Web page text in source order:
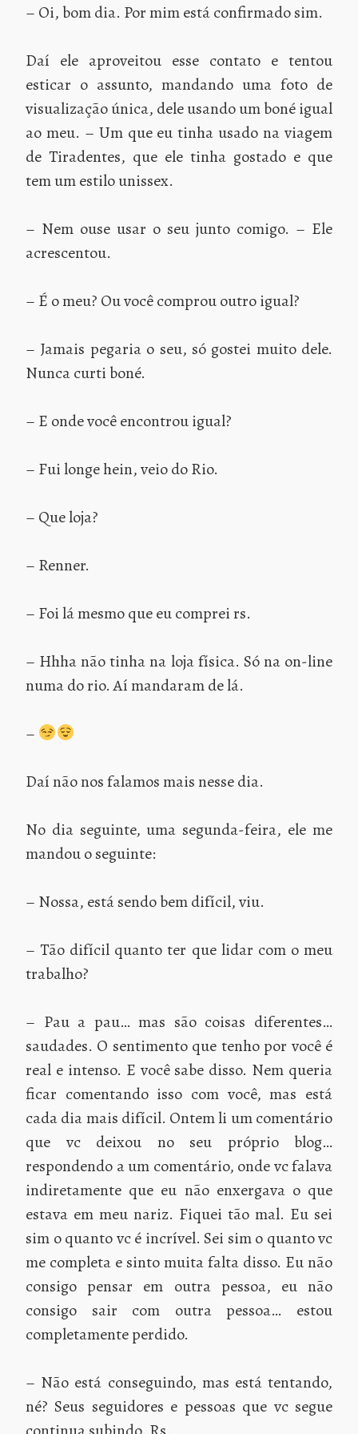
– Oi, bom dia. Por mim está confirmado sim.
Daí ele aproveitou esse contato e tentou
esticar o assunto, mandando uma foto de
visualização única, dele usando um boné igual
ao meu. – Um que eu tinha usado na viagem
de Tiradentes, que ele tinha gostado e que
tem um estilo unissex.
– Nem ouse usar o seu junto comigo. – Ele
acrescentou.
– É o meu? Ou você comprou outro igual?
– Jamais pegaria o seu, só gostei muito dele.
Nunca curti boné.
– E onde você encontrou igual?
– Fui longe hein, veio do Rio.
– Que loja?
– Renner.
– Foi lá mesmo que eu comprei rs.
– Hhha não tinha na loja física. Só na on-line
numa do rio. Aí mandaram de lá.
–
Daí não nos falamos mais nesse dia.
No dia seguinte, uma segunda-feira, ele me
mandou o seguinte:
– Nossa, está sendo bem difícil, viu.
– Tão difícil quanto ter que lidar com o meu
trabalho?
– Pau a pau… mas são coisas diferentes…
saudades. O sentimento que tenho por você é
real e intenso. E você sabe disso. Nem queria
ficar comentando isso com você, mas está
cada dia mais difícil. Ontem li um comentário
que vc deixou no seu próprio blog…
respondendo a um comentário, onde vc falava
indiretamente que eu não enxergava o que
estava em meu nariz. Fiquei tão mal. Eu sei
sim o quanto vc é incrível. Sei sim o quanto vc
me completa e sinto muita falta disso. Eu não
consigo pensar em outra pessoa, eu não
consigo sair com outra pessoa… estou
completamente perdido.
– Não está conseguindo, mas está tentando,
né? Seus seguidores e pessoas que vc segue